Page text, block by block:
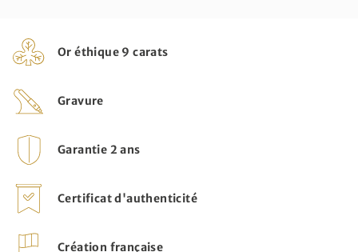
Or éthique 9 carats
Gravure
Garantie 2 ans
Certificat d'authenticité
Création française